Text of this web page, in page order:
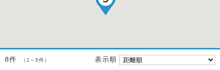
8件 （1～5件） 表示順